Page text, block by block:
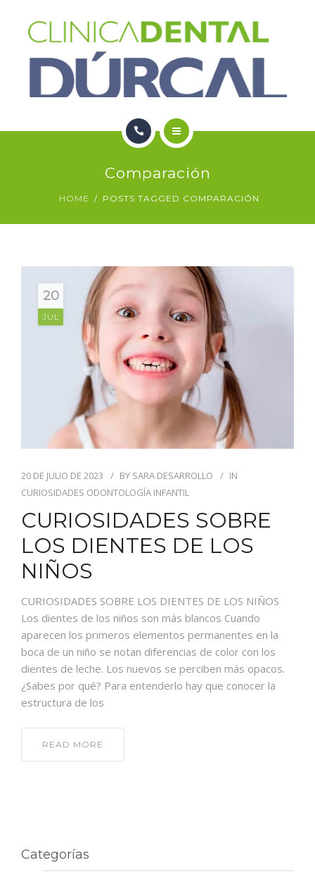
CONTACTO
CONTACTO
Comparación
HOME POSTS TAGGED COMPARACIÓN
20
JUL
20 DE JULIO DE 2023 BY SARA DESARROLLO
IN
CURIOSIDADES ODONTOLOGÍA INFANTIL
CURIOSIDADES SOBRE
LOS DIENTES DE LOS
NIÑOS
CURIOSIDADES SOBRE LOS DIENTES DE LOS NIÑOS
Los dientes de los niños son más blancos Cuando
aparecen los primeros elementos permanentes en la
boca de un niño se notan diferencias de color con los
dientes de leche. Los nuevos se perciben más opacos.
¿Sabes por qué? Para entenderlo hay que conocer la
estructura de los
READ MORE
Categorías